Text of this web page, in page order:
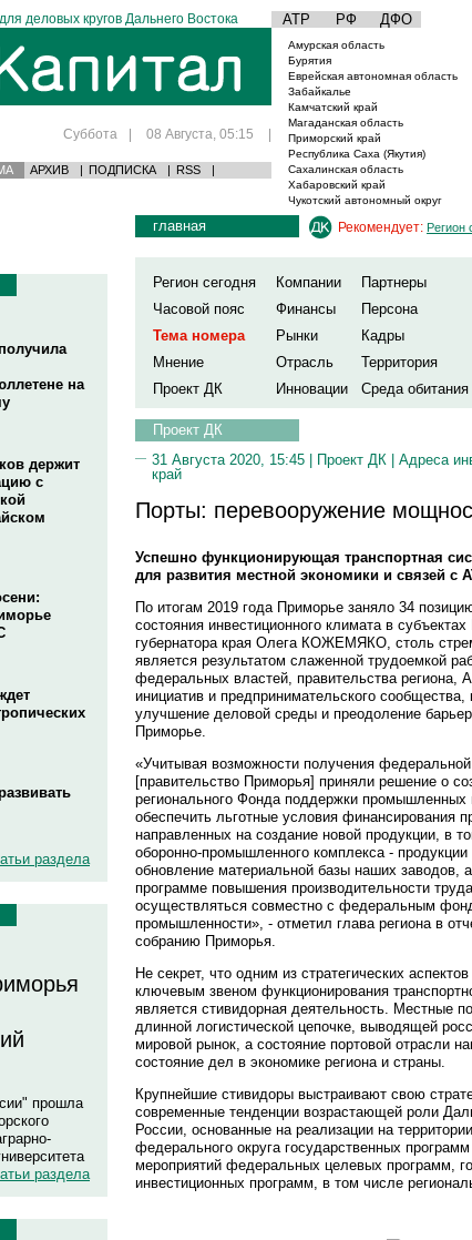
деловых кругов Дальнего Востока АТР РФ ДФО
Суббота | 08 Августа, 05:15 |
АРХИВ | ПОДПИСКА | RSS |
Амурская область
Бурятия
Еврейская автономная область
Забайкалье
Камчатский край
Магаданская область
Приморский край
Республика Саха (Якутия)
Сахалинская область
Хабаровский край
Чукотский автономный округ
на
держит
с
раздела
прошла
раздела
главная Рекомендует: Регион
Регион сегодня Компании Партнеры
Часовой пояс
Финансы Персона
Тема номера
Рынки Кадры
Мнение
Отрасль Территория
Проект ДК
Инновации Среда обитания
Проект ДК
31 Августа 2020, 15:45 | Проект ДК | Адреса
край
Порты: перевооружение
Успешно функционирующая транспортная
для развития местной экономики и связей с
По итогам 2019 года Приморье заняло 34
состояния инвестиционного климата в
губернатора края Олега КОЖЕМЯКО, столь
является результатом слаженной трудоемкой
федеральных властей, правительства региона,
инициатив и предпринимательского сообщества,
улучшение деловой среды и преодоление
Приморье.
«Учитывая возможности получения
[правительство Приморья] приняли решение о
регионального Фонда поддержки
обеспечить льготные условия финансирования
направленных на создание новой продукции, в
оборонно-промышленного комплекса - продукции
обновление материальной базы наших заводов,
программе повышения производительности
осуществляться совместно с федеральным
промышленности», - отметил глава региона в
собранию Приморья.
Не секрет, что одним из стратегических
ключевым звеном функционирования
является стивидорная деятельность. Местные
длинной логистической цепочке, выводящей
мировой рынок, а состояние портовой отрасли
состояние дел в экономике региона и страны.
Крупнейшие стивидоры выстраивают свою
современные тенденции возрастающей роли
России, основанные на реализации на
федерального округа государственных
мероприятий федеральных целевых программ,
инвестиционных программ, в том числе